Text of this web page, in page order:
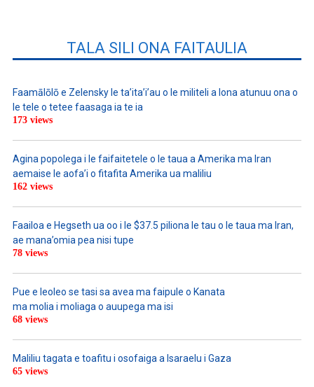
TALA SILI ONA FAITAULIA
Faamālōlō e Zelensky le ta’ita’i’au o le militeli a lona atunuu ona o
le tele o tetee faasaga ia te ia
173 views
Agina popolega i le faifaitetele o le taua a Amerika ma Iran
aemaise le aofa’i o fitafita Amerika ua maliliu
162 views
Faailoa e Hegseth ua oo i le $37.5 piliona le tau o le taua ma Iran,
ae mana’omia pea nisi tupe
78 views
Pue e leoleo se tasi sa avea ma faipule o Kanata
ma molia i moliaga o auupega ma isi
68 views
Maliliu tagata e toafitu i osofaiga a Isaraelu i Gaza
65 views